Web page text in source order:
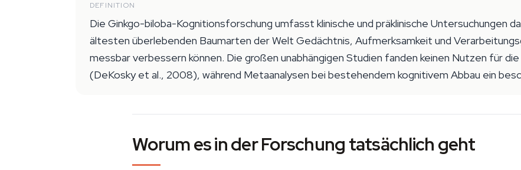
DEFINITION
Die Ginkgo-biloba-Kognitionsforschung umfasst klinische und präklinische Untersuchungen
ältesten überlebenden Baumarten der Welt Gedächtnis, Aufmerksamkeit und
messbar verbessern können. Die großen unabhängigen Studien fanden keinen Nutzen für
(DeKosky et al., 2008), während Metaanalysen bei bestehendem kognitivem Abbau ein
Worum es in der Forschung tatsächlich geht